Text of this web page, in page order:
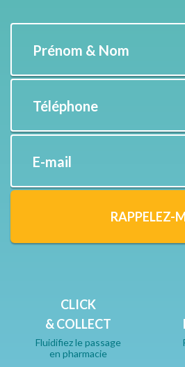
Prénom & Nom
Téléphone
E-mail
RAPPELEZ-
CLICK
& COLLECT
Fluidifiez le passage
en pharmacie